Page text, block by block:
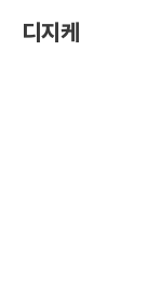
디지케